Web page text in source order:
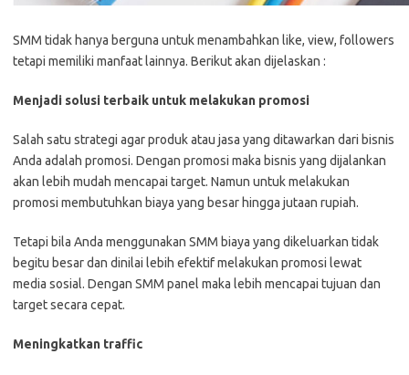
SMM tidak hanya berguna untuk menambahkan like, view, followers
tetapi memiliki manfaat lainnya. Berikut akan dijelaskan :
Menjadi solusi terbaik untuk melakukan promosi
Salah satu strategi agar produk atau jasa yang ditawarkan dari bisnis
Anda adalah promosi. Dengan promosi maka bisnis yang dijalankan
akan lebih mudah mencapai target. Namun untuk melakukan
promosi membutuhkan biaya yang besar hingga jutaan rupiah.
Tetapi bila Anda menggunakan SMM biaya yang dikeluarkan tidak
begitu besar dan dinilai lebih efektif melakukan promosi lewat
media sosial. Dengan SMM panel maka lebih mencapai tujuan dan
target secara cepat.
Meningkatkan traffic